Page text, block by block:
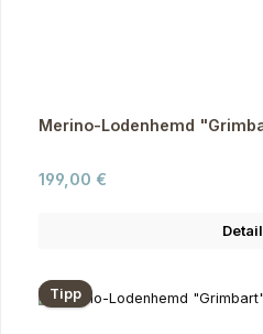
Merino-Lodenhemd
Regulärer Preis:
199,00 €
Tipp